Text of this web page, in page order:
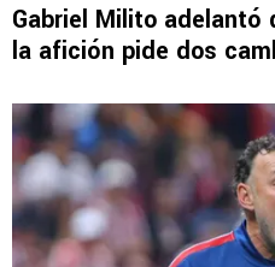
Gabriel Milito adelantó
la afición pide dos